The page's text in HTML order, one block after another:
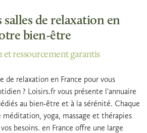
salles de relaxation en
bien-être
ressourcement garantis
de relaxation en France pour vous
? Loisirs.fr vous présente l'annuaire
au bien-être et à la sérénité. Chaque
yoga, massage et thérapies
besoins. en France offre une large